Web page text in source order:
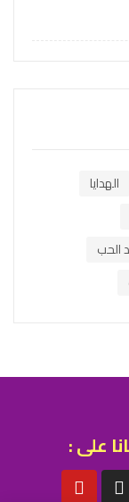
الهدايا
الحب
على :